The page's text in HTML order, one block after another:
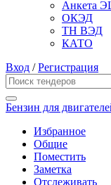
Анкета
ОКЭД
ТН ВЭД
КАТО
Вход /Регистрация
Бензин для
Избранное
Общие
Поместить
Заметка
Отслеживать